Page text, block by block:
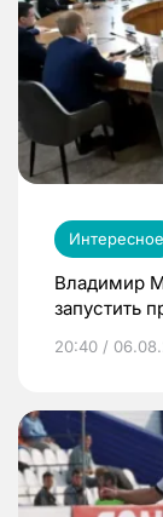
Интересное
Владимир
запустить
20:40 /